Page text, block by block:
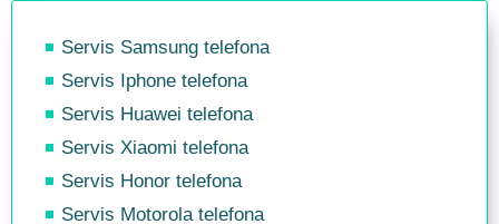
Servis Samsung telefona
Servis Iphone telefona
Servis Huawei telefona
Servis Xiaomi telefona
Servis Honor telefona
Servis Motorola telefona